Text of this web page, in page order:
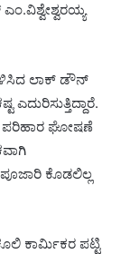
ಲಾಕ್ ಡೌನ್
ಪರಿಹಾರ ಘೋಷಣೆ
ಕೊಡಲಿಲ್ಲ
ಕಾರ್ಮಿಕರ ಪಟ್ಟಿ